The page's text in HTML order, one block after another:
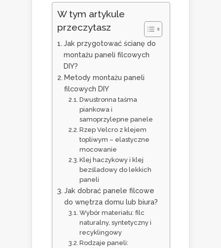
W tym artykule
przeczytasz
Jak przygotować ścianę do
montażu paneli filcowych
DIY?
Metody montażu paneli
filcowych DIY
Dwustronna taśma
piankowa i
samoprzylepne panele
Rzep Velcro z klejem
topliwym – elastyczne
mocowanie
Klej haczykowy i klej
bezśladowy do lekkich
paneli
Jak dobrać panele filcowe
do wnętrza domu lub biura?
Wybór materiału: filc
naturalny, syntetyczny i
recyklingowy
Rodzaje paneli: